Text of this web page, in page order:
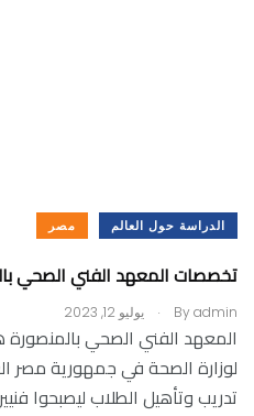
الدراسة حول العالم مصر
تخصصات المعهد الفني الصحي
By admin
. يوليو 12, 2023
المعهد الفني الصحي
لوزارة الصحة في جمهورية مصر
تدريب وتأهيل الطلاب ليصبحوا